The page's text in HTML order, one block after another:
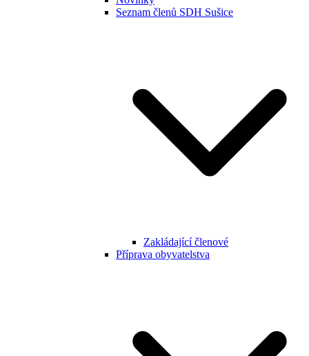
Seznam členů SDH Sušice
Zakládající členové
Příprava obyvatelstva